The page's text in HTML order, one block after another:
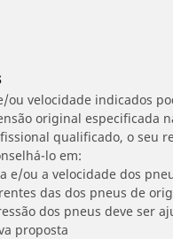
ou velocidade indicados
original especificada
qualificado, o seu
lo em:
e/ou a velocidade dos
das dos pneus de
dos pneus deve ser
proposta